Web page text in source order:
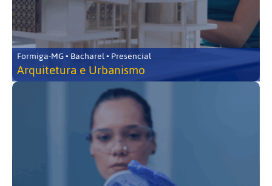
Formiga-MG • Bacharel • Presencial
Arquitetura e Urbanismo